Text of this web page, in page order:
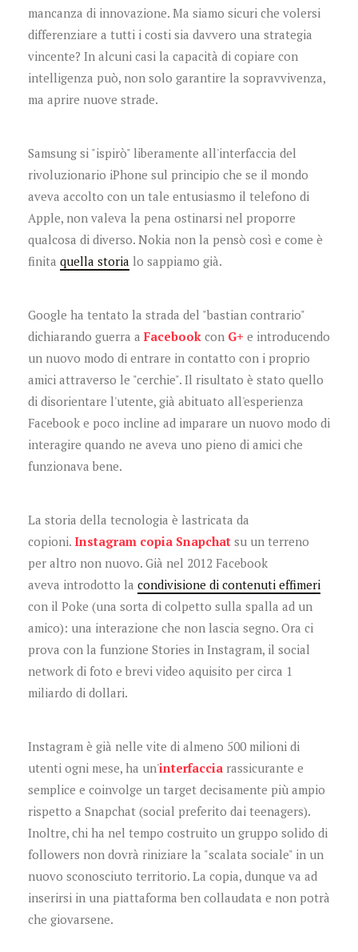
mancanza di innovazione. Ma siamo sicuri che volersi
differenziare a tutti i costi sia davvero una strategia
vincente? In alcuni casi la capacità di copiare con
intelligenza può, non solo garantire la sopravvivenza,
ma aprire nuove strade.
Samsung si "ispirò" liberamente all'interfaccia del
rivoluzionario iPhone sul principio che se il mondo
aveva accolto con un tale entusiasmo il telefono di
Apple, non valeva la pena ostinarsi nel proporre
qualcosa di diverso. Nokia non la pensò così e come è
finita quella storia lo sappiamo già.
Google ha tentato la strada del "bastian contrario"
dichiarando guerra a Facebook con G+ e introducendo
un nuovo modo di entrare in contatto con i proprio
amici attraverso le "cerchie". Il risultato è stato quello
di disorientare l'utente, già abituato all'esperienza
Facebook e poco incline ad imparare un nuovo modo di
interagire quando ne aveva uno pieno di amici che
funzionava bene.
La storia della tecnologia è lastricata da
copioni. Instagram copia Snapchat su un terreno
per altro non nuovo. Già nel 2012 Facebook
aveva introdotto la condivisione di contenuti effimeri
con il Poke (una sorta di colpetto sulla spalla ad un
amico): una interazione che non lascia segno. Ora ci
prova con la funzione Stories in Instagram, il social
network di foto e brevi video aquisito per circa 1
miliardo di dollari.
Instagram è già nelle vite di almeno 500 milioni di
utenti ogni mese, ha un'interfaccia rassicurante e
semplice e coinvolge un target decisamente più ampio
rispetto a Snapchat (social preferito dai teenagers).
Inoltre, chi ha nel tempo costruito un gruppo solido di
followers non dovrà riniziare la "scalata sociale" in un
nuovo sconosciuto territorio. La copia, dunque va ad
inserirsi in una piattaforma ben collaudata e non potrà
che giovarsene.